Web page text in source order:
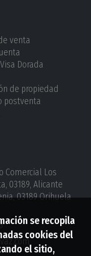
venta
Dorada
de propiedad
postventa
Comercial Los
03189, Alicante
03189 Orihuela
se recopila
cookies del
el sitio,